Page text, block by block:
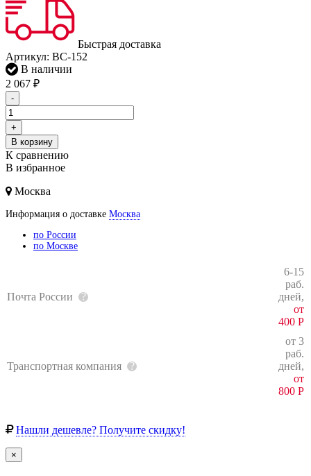
Быстрая доставка
Артикул: BC-152
В наличии
2 067 ₽
-
+
В корзину
К сравнению
В избранное
Москва
Информация о доставке Москва
по России
по Москве
Почта России
6-15
раб.
дней,
от
400 Р
Транспортная компания
от 3
раб.
дней,
от
800 Р
Нашли дешевле? Получите скидку!
×